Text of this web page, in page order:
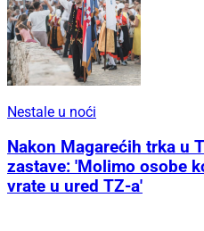
Nestale u noći
Nakon Magarećih trka u
zastave: 'Molimo osobe
vrate u ured TZ-a'